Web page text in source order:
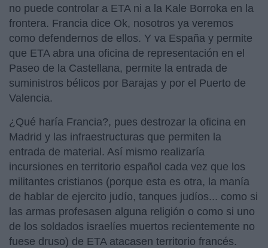
no puede controlar a ETA ni a la Kale Borroka en la
frontera. Francia dice Ok, nosotros ya veremos
como defendernos de ellos. Y va España y permite
que ETA abra una oficina de representación en el
Paseo de la Castellana, permite la entrada de
suministros bélicos por Barajas y por el Puerto de
Valencia.
¿Qué haría Francia?, pues destrozar la oficina en
Madrid y las infraestructuras que permiten la
entrada de material. Así mismo realizaría
incursiones en territorio español cada vez que los
militantes cristianos (porque esta es otra, la manía
de hablar de ejercito judío, tanques judíos... como si
las armas profesasen alguna religión o como si uno
de los soldados israelíes muertos recientemente no
fuese druso) de ETA atacasen territorio francés.